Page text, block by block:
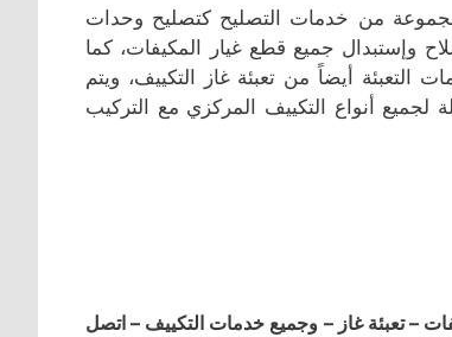
من خدمات التصليح كتصليح وحدات
وإستبدال جميع قطع غيار المكيفات، كما
أيضاً من تعبئة غاز التكييف، ويتم
لجميع أنواع التكييف المركزي مع التركيب
تعبئة غاز – وجميع خدمات التكييف – اتصل